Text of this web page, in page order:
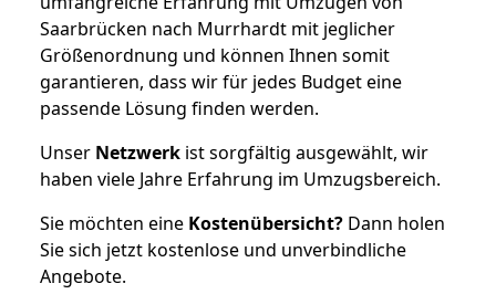
Saarbrücken nach Murrhardt mit jeglicher
Größenordnung und können Ihnen somit
garantieren, dass wir für jedes Budget eine
passende Lösung finden werden.
Unser Netzwerk ist sorgfältig ausgewählt, wir
haben viele Jahre Erfahrung im Umzugsbereich.
Sie möchten eine Kostenübersicht? Dann holen
Sie sich jetzt kostenlose und unverbindliche
Angebote.